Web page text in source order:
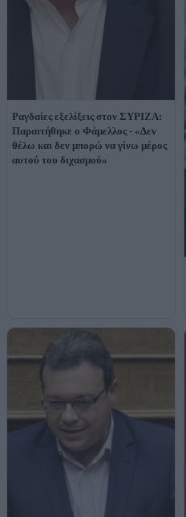
Ραγδαίες εξελίξεις στον ΣΥΡΙΖΑ:
Παραιτήθηκε ο Φάμελλος - «Δεν
θέλω και δεν μπορώ να γίνω μέρος
αυτού του διχασμού»